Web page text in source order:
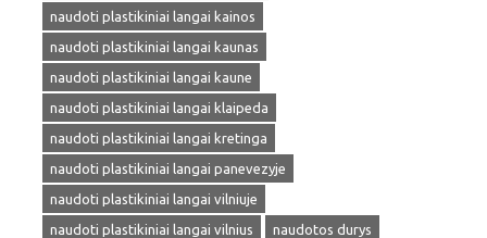
naudoti plastikiniai langai kainos
naudoti plastikiniai langai kaunas
naudoti plastikiniai langai kaune
naudoti plastikiniai langai klaipeda
naudoti plastikiniai langai kretinga
naudoti plastikiniai langai panevezyje
naudoti plastikiniai langai vilniuje
naudoti plastikiniai langai vilnius
naudotos durys